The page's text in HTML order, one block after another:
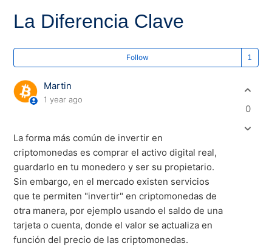
La Diferencia Clave
Follow
Martin
1 year ago
La forma más común de invertir en
criptomonedas es comprar el activo digital real,
guardarlo en tu monedero y ser su propietario.
Sin embargo, en el mercado existen servicios
que te permiten "invertir" en criptomonedas de
otra manera, por ejemplo usando el saldo de una
tarjeta o cuenta, donde el valor se actualiza en
función del precio de las criptomonedas.
0